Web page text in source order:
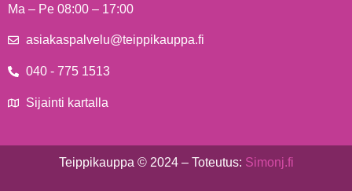
Ma – Pe 08:00 – 17:00
asiakaspalvelu@teippikauppa.fi
040 - 775 1513
Sijainti kartalla
Teippikauppa © 2024 – Toteutus: Simonj.fi